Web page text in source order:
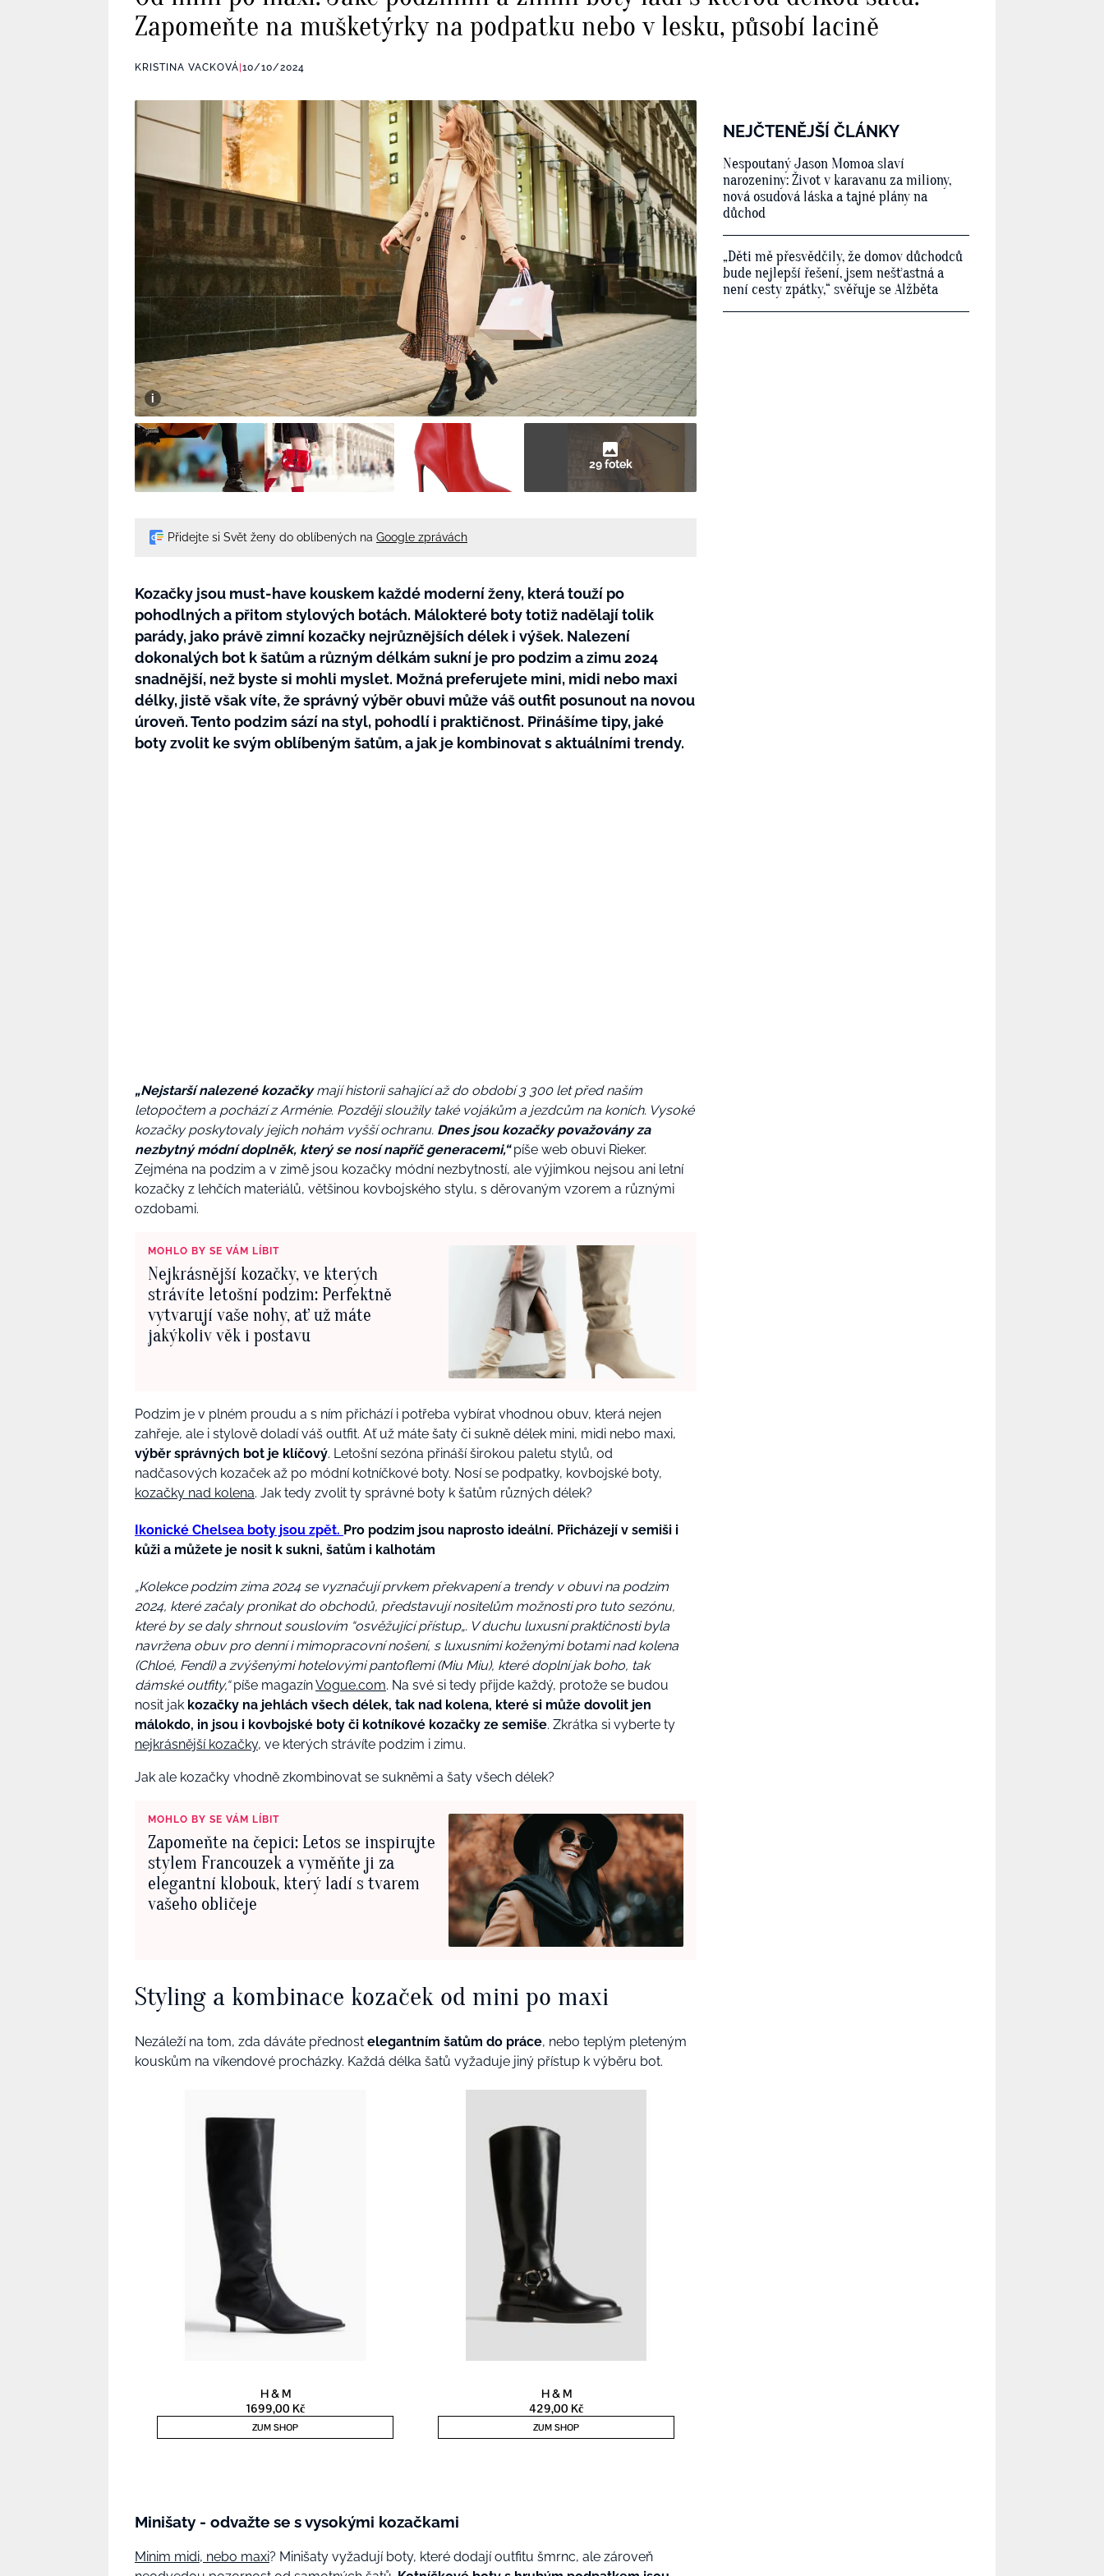
Zapomeňte na mušketýrky na podpatku nebo v lesku, působí lacině
KRISTINA VACKOVÁ 10/10/2024
29 fotek
Přidejte si Svět ženy do oblíbených na Google zprávách
Kozačky jsou must-have kouskem každé moderní ženy, která touží po
pohodlných a přitom stylových botách. Málokteré boty totiž nadělají tolik
parády, jako právě zimní kozačky nejrůznějších délek i výšek. Nalezení
dokonalých bot k šatům a různým délkám sukní je pro podzim a zimu 2024
snadnější, než byste si mohli myslet. Možná preferujete mini, midi nebo maxi
délky, jistě však víte, že správný výběr obuvi může váš outfit posunout na novou
úroveň. Tento podzim sází na styl, pohodlí i praktičnost. Přinášíme tipy, jaké
boty zvolit ke svým oblíbeným šatům, a jak je kombinovat s aktuálními trendy.
„Nejstarší nalezené kozačkymají historii sahající až do období 3 300 let před naším
letopočtem a pochází z Arménie. Později sloužily také vojákům a jezdcům na koních. Vysoké
kozačky poskytovaly jejich nohám vyšší ochranu. Dnes jsou kozačky považovány za
nezbytný módní doplněk, který se nosí napříč generacemi,“píše web obuvi Rieker.
Zejména na podzim a v zimě jsou kozačky módní nezbytností, ale výjimkou nejsou ani letní
kozačky z lehčích materiálů, většinou kovbojského stylu, s děrovaným vzorem a různými
ozdobami.
MOHLO BY SE VÁM LÍBIT
Nejkrásnější kozačky, ve kterých
strávíte letošní podzim: Perfektně
vytvarují vaše nohy, ať už máte
jakýkoliv věk i postavu
Podzim je v plném proudu a s ním přichází i potřeba vybírat vhodnou obuv, která nejen
zahřeje, ale i stylově doladí váš outfit. Ať už máte šaty či sukně délek mini, midi nebo maxi,
výběr správných bot je klíčový. Letošní sezóna přináší širokou paletu stylů, od
nadčasových kozaček až po módní kotníčkové boty. Nosí se podpatky, kovbojské boty,
kozačky nad kolena. Jak tedy zvolit ty správné boty k šatům různých délek?
Ikonické Chelsea boty jsou zpět. Pro podzim jsou naprosto ideální. Přicházejí v semiši i
kůži a můžete je nosit k sukni, šatům i kalhotám
„Kolekce podzim zima 2024 se vyznačují prvkem překvapení a trendy v obuvi na podzim
2024, které začaly pronikat do obchodů, představují nositelům možnosti pro tuto sezónu,
které by se daly shrnout souslovím “osvěžující přístup„. V duchu luxusní praktičnosti byla
navržena obuv pro denní i mimopracovní nošení, s luxusními koženými botami nad kolena
(Chloé, Fendi) a zvýšenými hotelovými pantoflemi (Miu Miu), které doplní jak boho, tak
dámské outfity,“píše magazínVogue.com. Na své si tedy přijde každý, protože se budou
nosit jak kozačky na jehlách všech délek, tak nad kolena, které si může dovolit jen
málokdo, in jsou i kovbojské boty či kotníkové kozačky ze semiše. Zkrátka si vyberte ty
nejkrásnější kozačky, ve kterých strávíte podzim i zimu.
Jak ale kozačky vhodně zkombinovat se sukněmi a šaty všech délek?
MOHLO BY SE VÁM LÍBIT
Zapomeňte na čepici: Letos se inspirujte
stylem Francouzek a vyměňte ji za
elegantní klobouk, který ladí s tvarem
vašeho obličeje
Styling a kombinace kozaček od mini po maxi
Nezáleží na tom, zda dáváte přednost elegantním šatům do práce, nebo teplým pleteným
kouskům na víkendové procházky. Každá délka šatů vyžaduje jiný přístup k výběru bot.
Minišaty - odvažte se s vysokými kozačkami
Minim midi, nebo maxi? Minišaty vyžadují boty, které dodají outfitu šmrnc, ale zároveň
NEJČTENĚJŠÍ ČLÁNKY
Nespoutaný Jason Momoa slaví
narozeniny: Život v karavanu za miliony,
nová osudová láska a tajné plány na
důchod
„Děti mě přesvědčily, že domov důchodců
bude nejlepší řešení, jsem nešťastná a
není cesty zpátky,“ svěřuje se Alžběta